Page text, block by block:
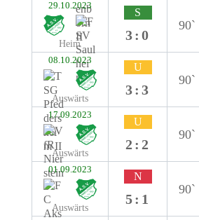
29.10.2023
Heim
S
3:0
90`
08.10.2023
Auswärts
U
3:3
90`
17.09.2023
Auswärts
U
2:2
90`
01.09.2023
Auswärts
N
5:1
90`